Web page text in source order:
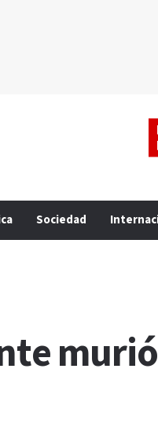
Sociedad